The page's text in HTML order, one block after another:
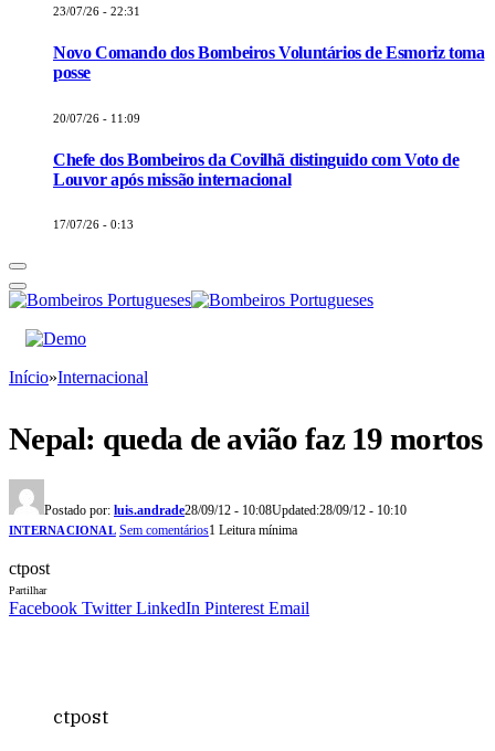
23/07/26 - 22:31
Novo Comando dos Bombeiros Voluntários de Esmoriz toma
posse
20/07/26 - 11:09
Chefe dos Bombeiros da Covilhã distinguido com Voto de
Louvor após missão internacional
17/07/26 - 0:13
Início»Internacional
Nepal: queda de avião faz 19 mortos
Postado por: luis.andrade28/09/12 - 10:08Updated:28/09/12 - 10:10
INTERNACIONAL Sem comentários1 Leitura mínima
ctpost
Partilhar
Facebook Twitter LinkedIn Pinterest Email
ctpost